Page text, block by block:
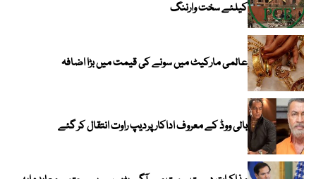
کیلئے سخت وارننگ
عالمی مارکیٹ میں سونے کی قیمت میں بڑا اضافہ
بالی ووڈ کے معروف اداکار پردیپ راوت انتقال کر گئے